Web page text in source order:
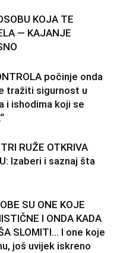
KOJA TE
— KAJANJE
počinje onda
tražiti sigurnost u
i ishodima koji se
RUŽE OTKRIVA
Izaberi i saznaj šta
SU ONE KOJE
I ONDA KADA
SLOMITI… I one koje
još uvijek iskreno